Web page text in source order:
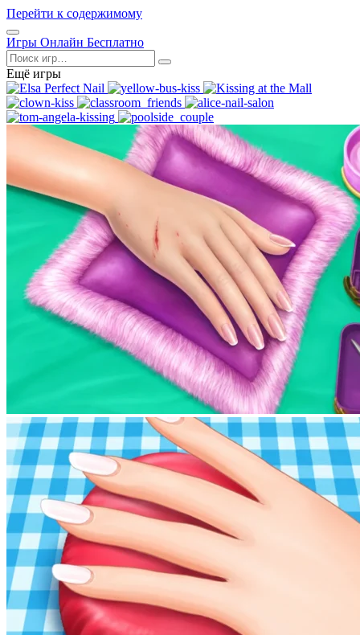
Перейти к содержимому
Открыть
меню
Игры Онлайн Бесплатно
Поиск
Ещё игры